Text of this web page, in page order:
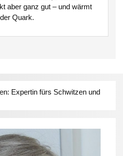
aber ganz gut – und wärmt
Quark.
Expertin fürs Schwitzen und